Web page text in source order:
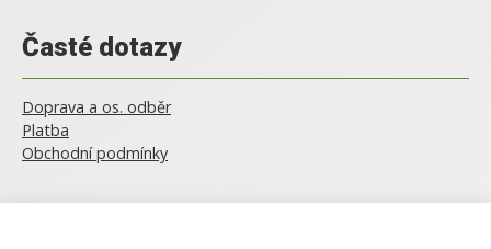
Časté dotazy
Doprava a os. odběr
Platba
Obchodní podmínky